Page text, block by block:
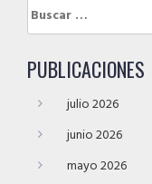
Buscar:
PUBLICACIONES
julio 2026
junio 2026
mayo 2026